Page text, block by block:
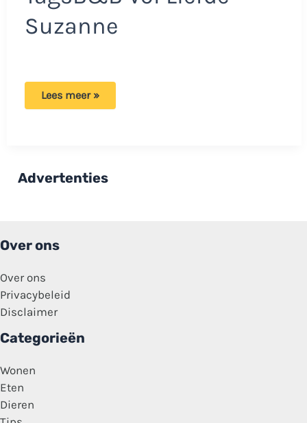
Suzanne
BenB
hart
ligt
Lees meer »
Advertenties
Over ons
Over ons
Privacybeleid
Disclaimer
Categorieën
Wonen
Eten
Dieren